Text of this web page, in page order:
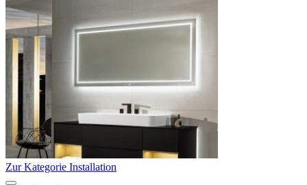
Zur Kategorie Installation